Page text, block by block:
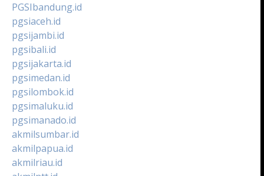
PGSIbandung.id
pgsiaceh.id
pgsijambi.id
pgsibali.id
pgsijakarta.id
pgsimedan.id
pgsilombok.id
pgsimaluku.id
pgsimanado.id
akmilsumbar.id
akmilpapua.id
akmilriau.id